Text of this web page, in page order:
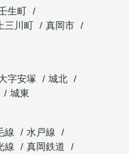
生町
三川町
真岡市
字安塚
城北
城東
線
水戸線
線
真岡鉄道